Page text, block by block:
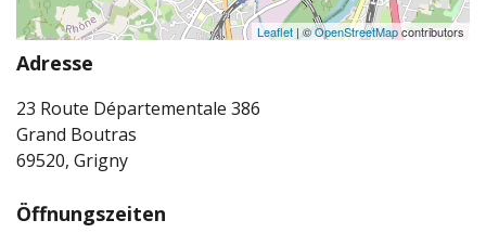
Leaflet | ©OpenStreetMapcontributors
Adresse
23 Route Départementale 386
Grand Boutras
69520, Grigny
Öffnungszeiten